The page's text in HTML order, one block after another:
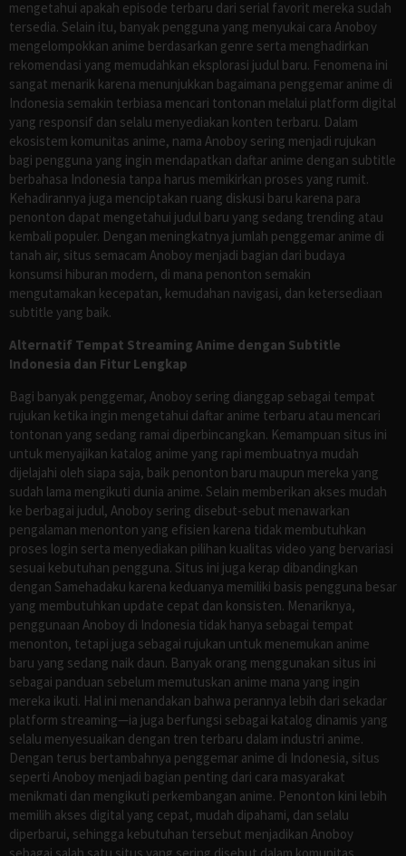
mengetahui apakah episode terbaru dari serial favorit mereka sudah
tersedia. Selain itu, banyak pengguna yang menyukai cara Anoboy
mengelompokkan anime berdasarkan genre serta menghadirkan
rekomendasi yang memudahkan eksplorasi judul baru. Fenomena ini
sangat menarik karena menunjukkan bagaimana penggemar anime di
Indonesia semakin terbiasa mencari tontonan melalui platform digital
yang responsif dan selalu menyediakan konten terbaru. Dalam
ekosistem komunitas anime, nama Anoboy sering menjadi rujukan
bagi pengguna yang ingin mendapatkan daftar anime dengan subtitle
berbahasa Indonesia tanpa harus memikirkan proses yang rumit.
Kehadirannya juga menciptakan ruang diskusi baru karena para
penonton dapat mengetahui judul baru yang sedang trending atau
kembali populer. Dengan meningkatnya jumlah penggemar anime di
tanah air, situs semacam Anoboy menjadi bagian dari budaya
konsumsi hiburan modern, di mana penonton semakin
mengutamakan kecepatan, kemudahan navigasi, dan ketersediaan
subtitle yang baik.
Alternatif Tempat Streaming Anime dengan Subtitle
Indonesia dan Fitur Lengkap
Bagi banyak penggemar, Anoboy sering dianggap sebagai tempat
rujukan ketika ingin mengetahui daftar anime terbaru atau mencari
tontonan yang sedang ramai diperbincangkan. Kemampuan situs ini
untuk menyajikan katalog anime yang rapi membuatnya mudah
dijelajahi oleh siapa saja, baik penonton baru maupun mereka yang
sudah lama mengikuti dunia anime. Selain memberikan akses mudah
ke berbagai judul, Anoboy sering disebut-sebut menawarkan
pengalaman menonton yang efisien karena tidak membutuhkan
proses login serta menyediakan pilihan kualitas video yang bervariasi
sesuai kebutuhan pengguna. Situs ini juga kerap dibandingkan
dengan Samehadaku karena keduanya memiliki basis pengguna besar
yang membutuhkan update cepat dan konsisten. Menariknya,
penggunaan Anoboy di Indonesia tidak hanya sebagai tempat
menonton, tetapi juga sebagai rujukan untuk menemukan anime
baru yang sedang naik daun. Banyak orang menggunakan situs ini
sebagai panduan sebelum memutuskan anime mana yang ingin
mereka ikuti. Hal ini menandakan bahwa perannya lebih dari sekadar
platform streaming—ia juga berfungsi sebagai katalog dinamis yang
selalu menyesuaikan dengan tren terbaru dalam industri anime.
Dengan terus bertambahnya penggemar anime di Indonesia, situs
seperti Anoboy menjadi bagian penting dari cara masyarakat
menikmati dan mengikuti perkembangan anime. Penonton kini lebih
memilih akses digital yang cepat, mudah dipahami, dan selalu
diperbarui, sehingga kebutuhan tersebut menjadikan Anoboy
sebagai salah satu situs yang sering disebut dalam komunitas